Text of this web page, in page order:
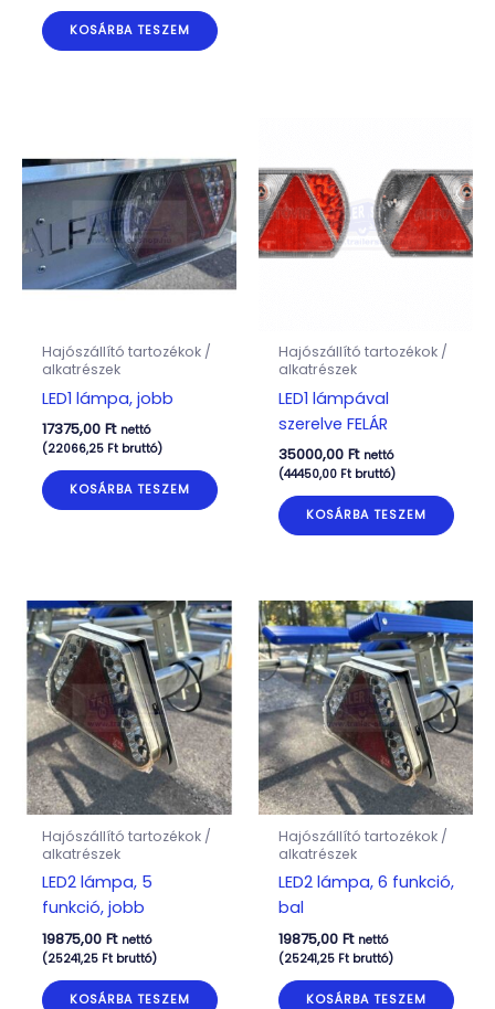
KOSÁRBA TESZEM
Hajószállító tartozékok /
alkatrészek
LED1 lámpa, jobb
17375,00 Ft nettó
(22066,25 Ftbruttó)
KOSÁRBA TESZEM
Hajószállító tartozékok /
alkatrészek
LED1 lámpával
szerelve FELÁR
35000,00 Ft nettó
(44450,00 Ftbruttó)
KOSÁRBA TESZEM
Hajószállító tartozékok /
alkatrészek
LED2 lámpa, 5
funkció, jobb
19875,00 Ft nettó
(25241,25 Ftbruttó)
KOSÁRBA TESZEM
Hajószállító tartozékok /
alkatrészek
LED2 lámpa, 6 funkció,
bal
19875,00 Ft nettó
(25241,25 Ftbruttó)
KOSÁRBA TESZEM